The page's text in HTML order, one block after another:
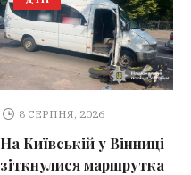
8 СЕРПНЯ, 2026
На Київській у Вінниці
зіткнулися маршрутка